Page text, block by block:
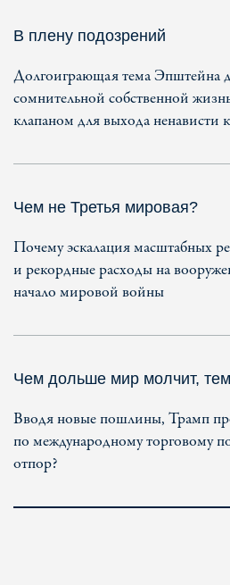
В плену подозрений
Долгоиграющая тема Эпштейна
сомнительной собственной
клапаном для выхода ненависти
Чем не Третья мировая?
Почему эскалация масштабных
и рекордные расходы на
начало мировой войны
Чем дольше мир молчит,
Вводя новые пошлины, Трамп
по международному торговому
отпор?